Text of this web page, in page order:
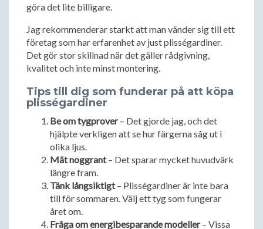
göra det lite billigare.
Jag rekommenderar starkt att man vänder sig till ett
företag som har erfarenhet av just plisségardiner.
Det gör stor skillnad när det gäller rådgivning,
kvalitet och inte minst montering.
Tips till dig som funderar på att köpa
plisségardiner
Be om tygprover– Det gjorde jag, och det
hjälpte verkligen att se hur färgerna såg ut i
olika ljus.
Mät noggrant– Det sparar mycket huvudvärk
längre fram.
Tänk långsiktigt– Plisségardiner är inte bara
till för sommaren. Välj ett tyg som fungerar
året om.
Fråga om energibesparande modeller– Vissa